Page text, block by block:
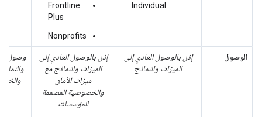
Individual
Frontline
Plus
Nonprofits
الوصول
إذن بالوصول العادي إلى
الميزات والنماذج
إذن بالوصول العادي إلى
الميزات والنماذج مع
ميزات الأمان
والخصوصية المصممة
للمؤسسات
وصول